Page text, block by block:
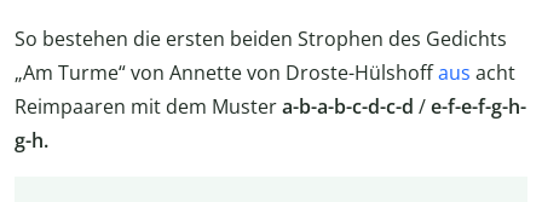
So bestehen die ersten beiden Strophen des Gedichts
„Am Turme“ von Annette von Droste-Hülshoffaus acht
Reimpaaren mit dem Mustera-b-a-b-c-d-c-d /e-f-e-f-g-h-
g-h.